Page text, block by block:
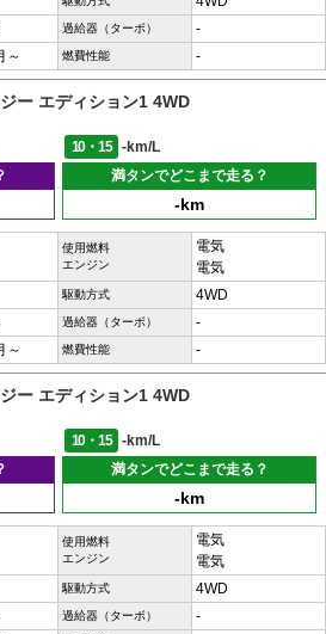
過給器（ターボ） -
～ 燃費性能 -
ー エディション1 4WD
10・15
-km/L
満タンでどこまで走る？
-km
使用燃料
エンジン
電気
電気
駆動方式 4WD
過給器（ターボ） -
～ 燃費性能 -
ー エディション1 4WD
10・15
-km/L
満タンでどこまで走る？
-km
使用燃料
エンジン
電気
電気
駆動方式 4WD
過給器（ターボ） -